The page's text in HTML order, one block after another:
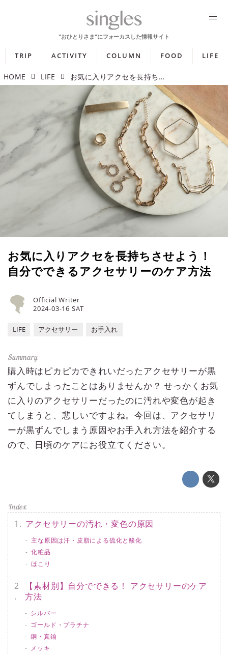
TRIP ACTIVITY COLUMN FOOD LIFE
HOME LIFE お気に入りアクセを長持ちさせよう！ 自分でできるアクセサリーのケア方法
お気に入りアクセを長持ちさせよう！
自分でできるアクセサリーのケア方法
2024-03-16 SAT
Official Writer
LIFE アクセサリー お手入れ
購入時はピカピカできれいだったアクセサリーが黒
ずんでしまったことはありませんか？ せっかくお気
に入りのアクセサリーだったのに汚れや変色が起き
てしまうと、悲しいですよね。今回は、アクセサリ
ーが黒ずんでしまう原因やお手入れ方法を紹介する
ので、日頃のケアにお役立てください。
アクセサリーの汚れ・変色の原因
主な原因は汗・皮脂による硫化と酸化
化粧品
ほこり
【素材別】自分でできる！ アクセサリーのケア
方法
シルバー
ゴールド・プラチナ
銅・真鍮
メッキ